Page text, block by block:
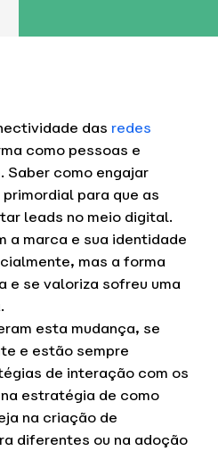
das redes
como pessoas e
Saber como engajar
para que as
leads no meio digital.
a marca e sua identidade
mas a forma
e se valoriza sofreu uma
esta mudança, se
e estão sempre
de interação com os
estratégia de como
na criação de
diferentes ou na adoção